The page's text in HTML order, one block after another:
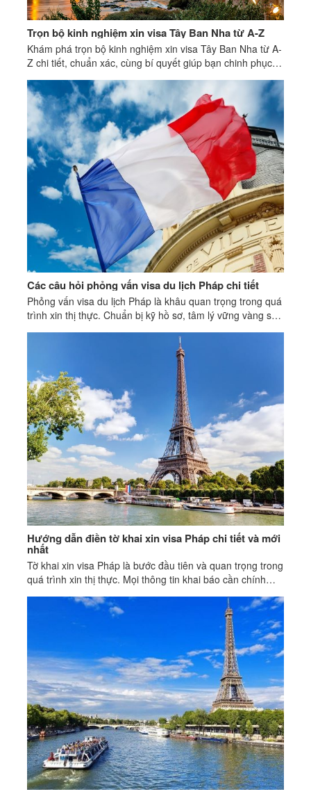
Trọn bộ kinh nghiệm xin visa Tây Ban Nha từ A-Z
Khám phá trọn bộ kinh nghiệm xin visa Tây Ban Nha từ A-
Z chi tiết, chuẩn xác, cùng bí quyết giúp bạn chinh phục
Các câu hỏi phỏng vấn visa du lịch Pháp chi tiết
Phỏng vấn visa du lịch Pháp là khâu quan trọng trong quá
trình xin thị thực. Chuẩn bị kỹ hồ sơ, tâm lý vững vàng sẽ
giúp bạn tạo ấn tượng tốt.
Hướng dẫn điền tờ khai xin visa Pháp chi tiết và mới
nhất
Tờ khai xin visa Pháp là bước đầu tiên và quan trọng trong
quá trình xin thị thực. Mọi thông tin khai báo cần chính
xác, trung thực, khớp với hồ sơ đi kèm.